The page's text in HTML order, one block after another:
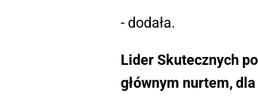
- dodała.
Lider Skutecznych
głównym nurtem,